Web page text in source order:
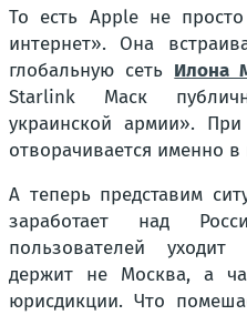
То есть Apple не
интернет». Она
глобальную сеть Илона
Starlink Маск
украинской армии».
отворачивается именно
А теперь представим
заработает над
пользователей
держит не Москва, а
юрисдикции. Что